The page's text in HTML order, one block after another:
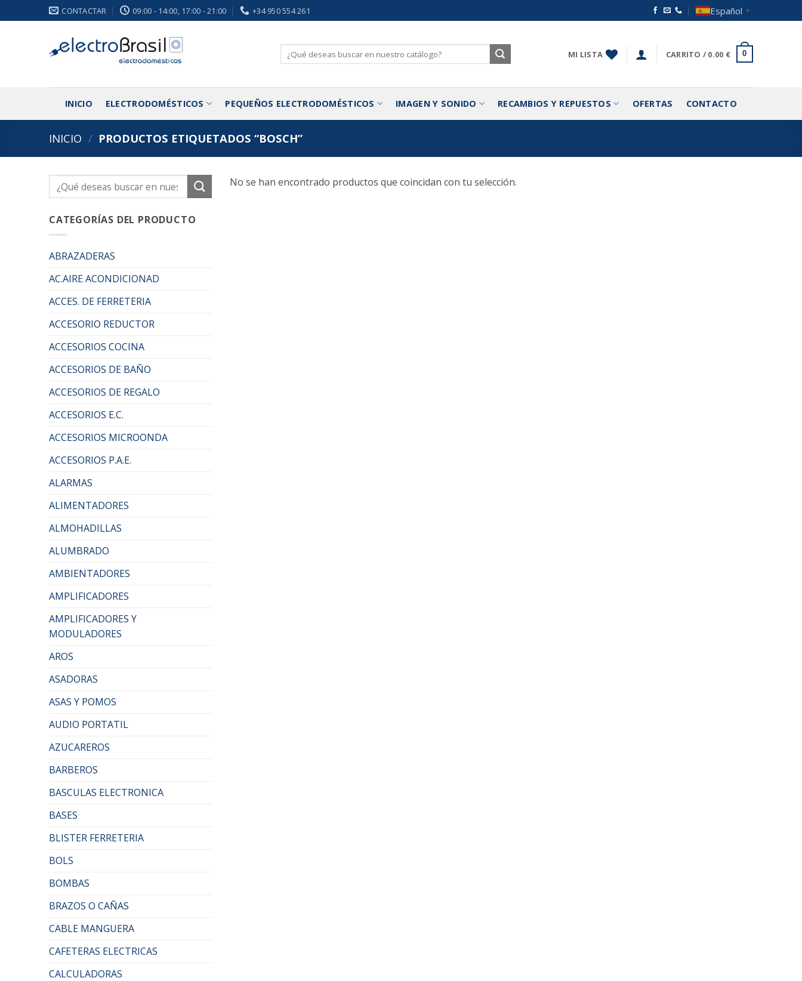
al
CONTACTAR 09:00 - 14:00, 17:00 - 21:00 +34 950 554 261 Español ▼
Buscar
por:
MI LISTA CARRITO / 0.00 € 0
INICIO ELECTRODOMÉSTICOS PEQUEÑOS ELECTRODOMÉSTICOS IMAGEN Y SONIDO RECAMBIOS Y REPUESTOS OFERTAS CONTACTO
INICIO / PRODUCTOS ETIQUETADOS “BOSCH”
Buscar
por:
CATEGORÍAS DEL PRODUCTO
ABRAZADERAS
AC.AIRE ACONDICIONAD
ACCES. DE FERRETERIA
ACCESORIO REDUCTOR
ACCESORIOS COCINA
ACCESORIOS DE BAÑO
ACCESORIOS DE REGALO
ACCESORIOS E.C.
ACCESORIOS MICROONDA
ACCESORIOS P.A.E.
ALARMAS
ALIMENTADORES
ALMOHADILLAS
ALUMBRADO
AMBIENTADORES
AMPLIFICADORES
AMPLIFICADORES Y
MODULADORES
AROS
ASADORAS
ASAS Y POMOS
AUDIO PORTATIL
AZUCAREROS
BARBEROS
BASCULAS ELECTRONICA
BASES
BLISTER FERRETERIA
BOLS
BOMBAS
BRAZOS O CAÑAS
CABLE MANGUERA
CAFETERAS ELECTRICAS
CALCULADORAS
No se han encontrado productos que coincidan con tu selección.